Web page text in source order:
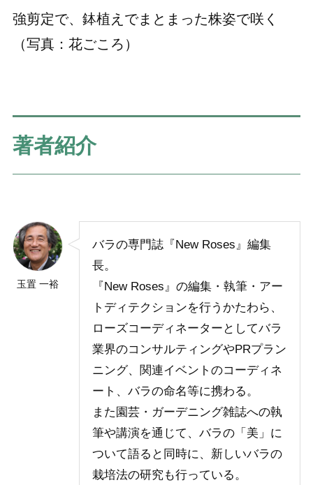
強剪定で、鉢植えでまとまった株姿で咲く
（写真：花ごころ）
著者紹介
玉置 一裕
バラの専門誌『New Roses』編集
長。
『New Roses』の編集・執筆・アー
トディテクションを行うかたわら、
ローズコーディネーターとしてバラ
業界のコンサルティングやPRプラン
ニング、関連イベントのコーディネ
ート、バラの命名等に携わる。
また園芸・ガーデニング雑誌への執
筆や講演を通じて、バラの「美」に
ついて語ると同時に、新しいバラの
栽培法の研究も行っている。